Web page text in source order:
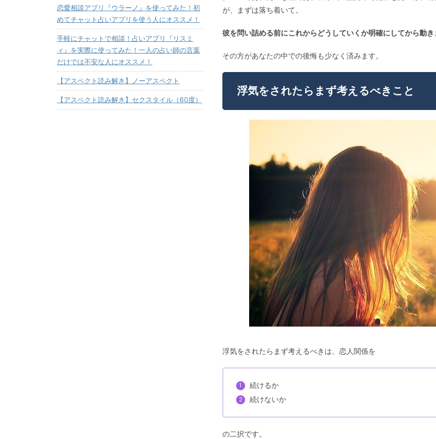
が、まずは落ち着いて。
彼を問い詰める前にこれからどうしていくか明確にしてから動
その方があなたの中での後悔も少なく済みます。
浮気をされたらまず考えるべきこと
浮気をされたらまず考えるべきは、恋人関係を
続けるか
続けないか
の二択です。
恋愛相談アプリ『ウラーノ』を使ってみた！初
めてチャット占いアプリを使う人にオススメ！
手軽にチャットで相談！占いアプリ『リスミ
ィ』を実際に使ってみた！一人の占い師の言葉
だけでは不安な人にオススメ！
【アスペクト読み解き】ノーアスペクト
【アスペクト読み解き】セクスタイル（60度）